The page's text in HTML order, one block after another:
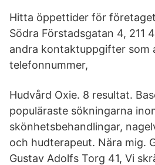
Hitta öppettider för
Södra Förstadsgatan 4, 211
andra kontaktuppgifter som
telefonnummer,
Hudvård Oxie. 8 resultat.
populäraste sökningarna
skönhetsbehandlingar,
och hudterapeut. Nära mig.
Gustav Adolfs Torg 41, Vi